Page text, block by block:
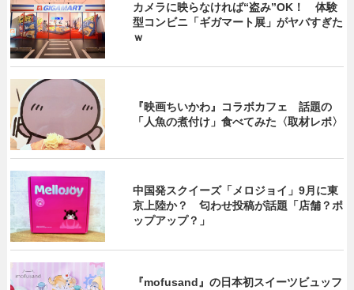
カメラに映らなければ“盗み”OK！ 体験
型コンビニ「ギガマート展」がヤバすぎた
ｗ
『映画ちいかわ』コラボカフェ 話題の
「人魚の煮付け」食べてみた〈取材レポ〉
中国発スクイーズ「メロジョイ」9月に東
京上陸か？ 匂わせ投稿が話題「店舗？ポ
ップアップ？」
『mofusand』の日本初スイーツビュッフ